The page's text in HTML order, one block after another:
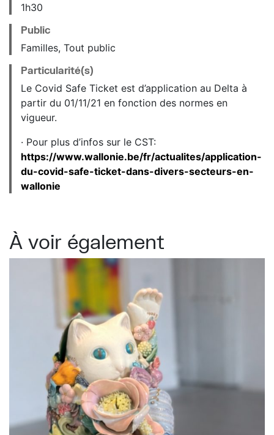
1h30
Public
Familles, Tout public
Particularité(s)
Le Covid Safe Ticket est d’application au Delta à
partir du 01/11/21 en fonction des normes en
vigueur.
· Pour plus d’infos sur le CST:
https://www.wallonie.be/fr/actualites/application-
du-covid-safe-ticket-dans-divers-secteurs-en-
wallonie
À voir également